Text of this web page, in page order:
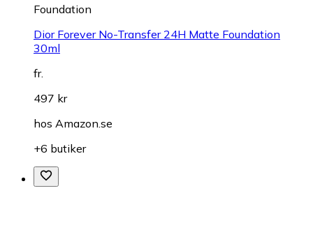
Foundation
Dior Forever No-Transfer 24H Matte Foundation
30ml
fr.
497 kr
hos Amazon.se
+6 butiker